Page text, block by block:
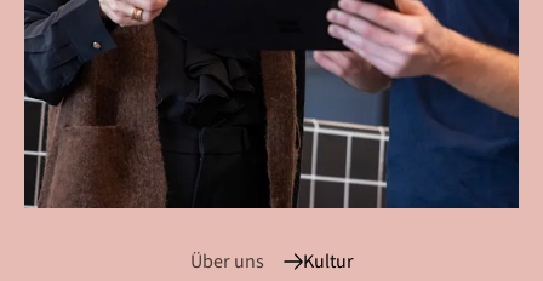
Über uns Kultur